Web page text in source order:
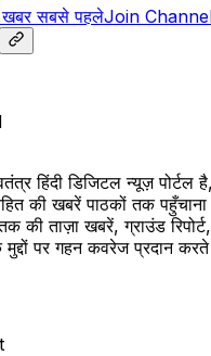
सबसे पहलेJoin
हिंदी डिजिटल न्यूज़ पोर्टल
की खबरें पाठकों तक पहुँचाना
की ताज़ा खबरें, ग्राउंड
पर गहन कवरेज प्रदान